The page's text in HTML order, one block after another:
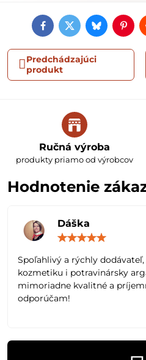
FacebookTwitterBluesky
Predchádzajúci
produkt
Ručná výroba
produkty priamo od výrobcov
Hodnotenie
Dáška
5
Spoľahlivý a rýchly
kozmetiku i potravinársky
mimoriadne kvalitné a
odporúčam!